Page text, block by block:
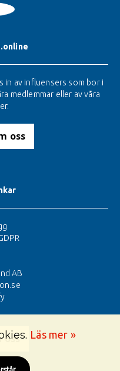
in av influensers som bor i
medlemmar eller av våra
oss
AB
oss Läs mer »